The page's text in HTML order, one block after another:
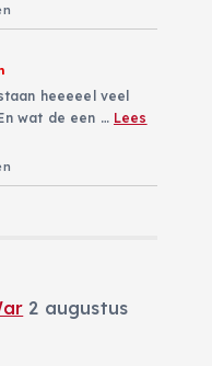
heeeeel veel
wat de een … Lees
2 augustus